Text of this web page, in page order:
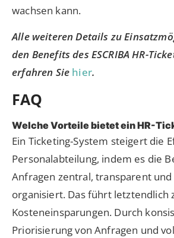
wachsen kann.
Alle weiteren Details zu
den Benefits des ESCRIBA HR-
erfahren Sie hier.
FAQ
Welche Vorteile bietet ein HR-
Ein Ticketing-System steigert die
Personalabteilung, indem es die
Anfragen zentral, transparent
organisiert. Das führt letztendlich
Kosteneinsparungen. Durch
Priorisierung von Anfragen und